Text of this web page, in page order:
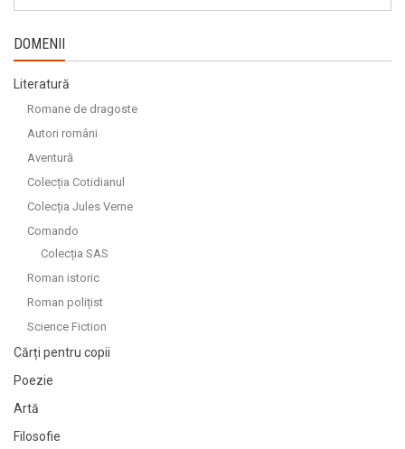
DOMENII
Literatură
Romane de dragoste
Autori români
Aventură
Colecția Cotidianul
Colecția Jules Verne
Comando
Colecția SAS
Roman istoric
Roman polițist
Science Fiction
Cărți pentru copii
Poezie
Artă
Filosofie